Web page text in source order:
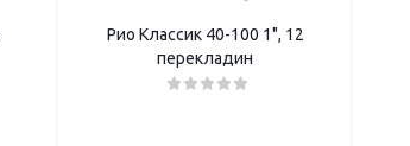
Рио Классик 40-100 1", 12
перекладин